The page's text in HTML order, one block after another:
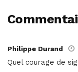
Philippe Durand
Quel courage de